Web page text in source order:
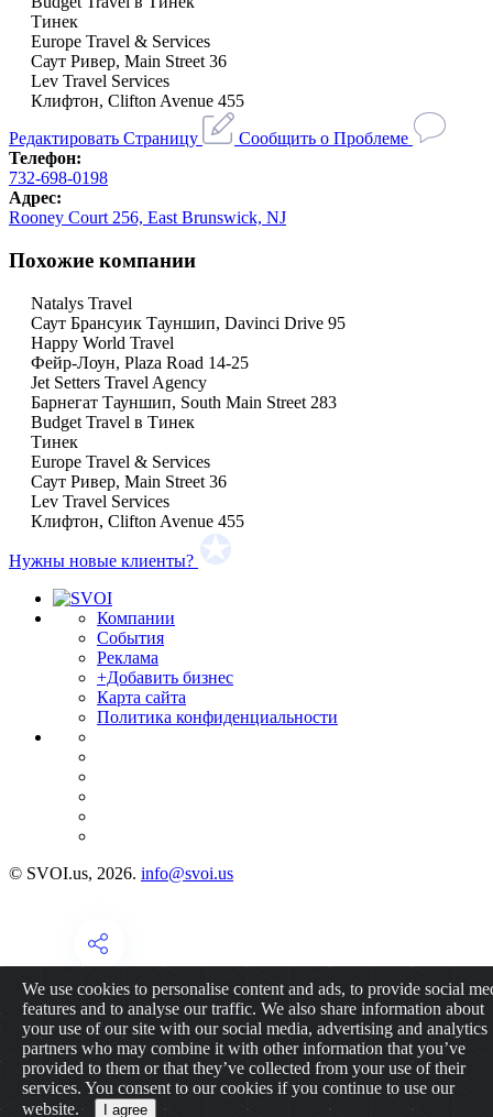
Тинек
Europe Travel & Services
Саут Ривер, Main Street 36
Lev Travel Services
Клифтон, Clifton Avenue 455
Редактировать Страницу
Сообщить о Проблеме
Телефон:
732-698-0198
Адрес:
Rooney Court 256, East Brunswick, NJ
Похожие компании
Natalys Travel
Саут Брансуик Тауншип, Davinci Drive 95
Happy World Travel
Фейр-Лоун, Plaza Road 14-25
Jet Setters Travel Agency
Барнегат Тауншип, South Main Street 283
Budget Travel в Тинек
Тинек
Europe Travel & Services
Саут Ривер, Main Street 36
Lev Travel Services
Клифтон, Clifton Avenue 455
Нужны новые клиенты?
Компании
События
Реклама
+Добавить бизнес
Карта сайта
Политика конфиденциальности
© SVOI.us, 2026. info@svoi.us
We use cookies to personalise content and ads, to provide social
features and to analyse our traffic. We also share information about
your use of our site with our social media, advertising and analytics
partners who may combine it with other information that you’ve
provided to them or that they’ve collected from your use of their
services. You consent to our cookies if you continue to use our
website.
I agree